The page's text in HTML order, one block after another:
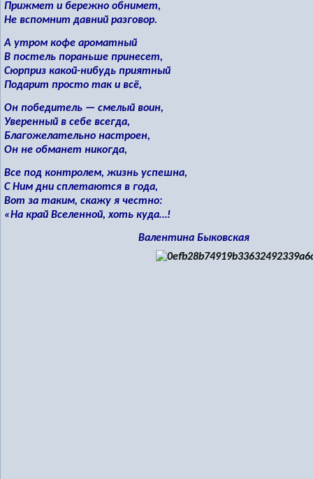
Прижмет и бережно обнимет,
Не вспомнит давний разговор.
А утром кофе ароматный
В постель пораньше принесет,
Сюрприз какой-нибудь приятный
Подарит просто так и всё,
Он победитель — смелый воин,
Уверенный в себе всегда,
Благожелательно настроен,
Он не обманет никогда,
Все под контролем, жизнь успешна,
С Ним дни сплетаются в года,
Вот за таким, скажу я честно:
«На край Вселенной, хоть куда…!
Валентина Быковская